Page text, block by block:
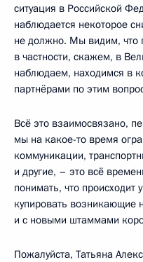
ситуация в Российской
наблюдается некоторое
не должно. Мы видим, что
в частности, скажем, в
наблюдаем, находимся в
партнёрами по этим
Всё это взаимосвязано,
мы на какое-то время
коммуникации,
и другие, – это всё
понимать, что
купировать возникающие
и с новыми штаммами
Пожалуйста, Татьяна